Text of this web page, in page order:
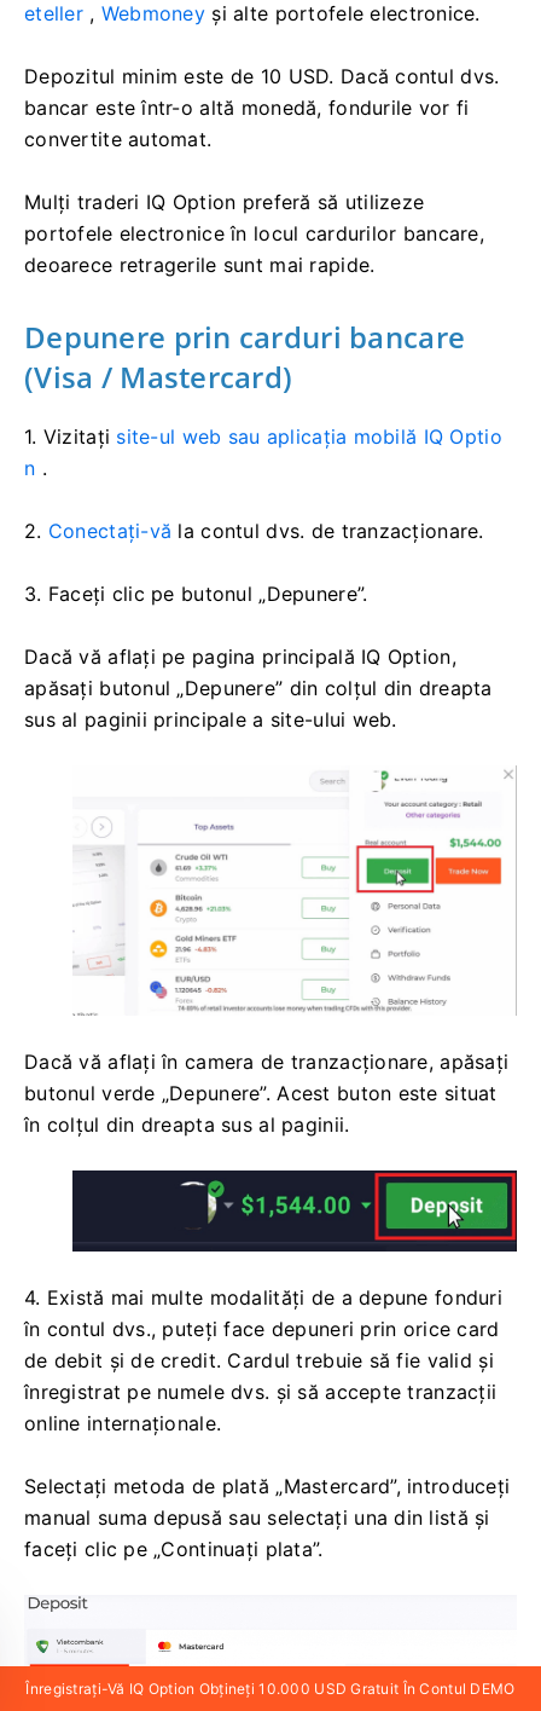
eteller, Webmoney și alte portofele electronice.
Depozitul minim este de 10 USD. Dacă contul dvs.
bancar este într-o altă monedă, fondurile vor fi
convertite automat.
Mulți traderi IQ Option preferă să utilizeze
portofele electronice în locul cardurilor bancare,
deoarece retragerile sunt mai rapide.
Depunere prin carduri bancare
(Visa / Mastercard)
1. Vizitați site-ul web sau aplicația mobilă IQ Optio
n .
2. Conectați-vă la contul dvs. de tranzacționare.
3. Faceți clic pe butonul „Depunere”.
Dacă vă aflați pe pagina principală IQ Option,
apăsați butonul „Depunere” din colțul din dreapta
sus al paginii principale a site-ului web.
Dacă vă aflați în camera de tranzacționare, apăsați
butonul verde „Depunere”. Acest buton este situat
în colțul din dreapta sus al paginii.
4. Există mai multe modalități de a depune fonduri
în contul dvs., puteți face depuneri prin orice card
de debit și de credit. Cardul trebuie să fie valid și
înregistrat pe numele dvs. și să accepte tranzacții
online internaționale.
Selectați metoda de plată „Mastercard”, introduceți
manual suma depusă sau selectați una din listă și
faceți clic pe „Continuați plata”.
Înregistrați-Vă IQ Option Obțineți 10.000 USD Gratuit În Contul DEMO